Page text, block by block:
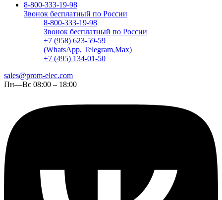
8-800-333-19-98
Звонок бесплатный по России
8-800-333-19-98
Звонок бесплатный по России
+7 (958) 623-59-59
(WhatsApp, Telegram,Max)
+7 (495) 134-01-50
sales@prom-elec.com
Пн—Вс 08:00 – 18:00